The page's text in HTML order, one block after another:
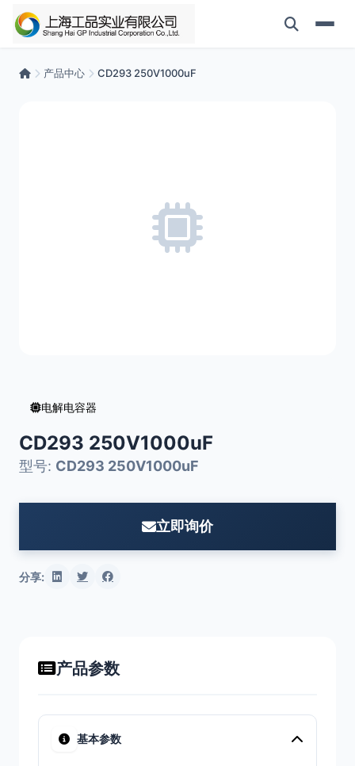
产品中心 CD293 250V1000uF
电解电容器
CD293 250V1000uF
型号: CD293 250V1000uF
立即询价
分享:
产品参数
基本参数